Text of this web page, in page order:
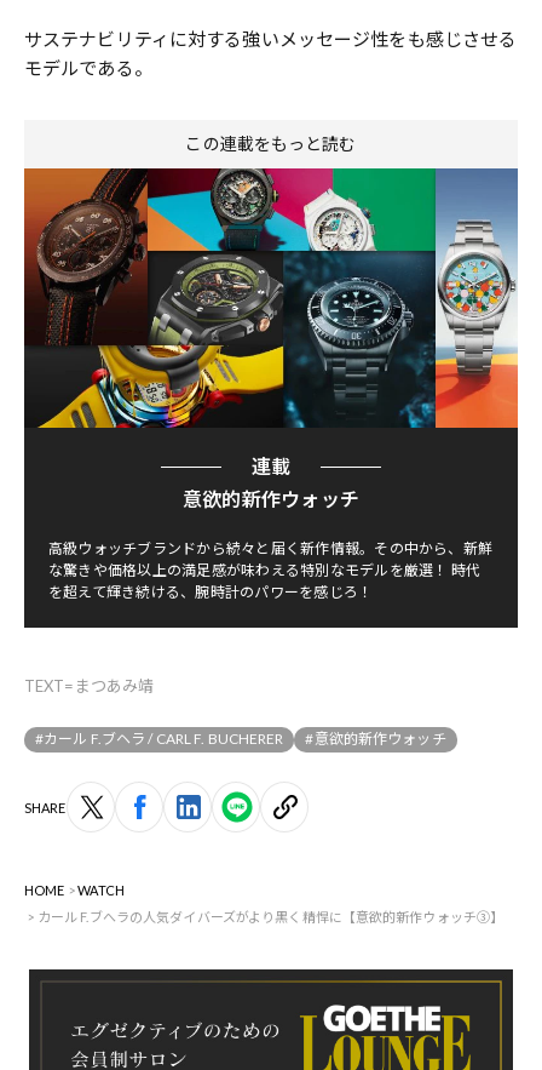
サステナビリティに対する強いメッセージ性をも感じさせる
モデルである。
この連載をもっと読む
連載
意欲的新作ウォッチ
高級ウォッチブランドから続々と届く新作情報。その中から、新鮮
な驚きや価格以上の満足感が味わえる特別なモデルを厳選！ 時代
を超えて輝き続ける、腕時計のパワーを感じろ！
TEXT=まつあみ靖
#カール F.ブヘラ / CARL F. BUCHERER #意欲的新作ウォッチ
SHARE
HOME
WATCH
カール F.ブへラの人気ダイバーズがより黒く精悍に【意欲的新作ウォッチ③】